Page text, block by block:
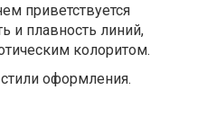
приветствуется
и плавность линий,
колоритом.
оформления.